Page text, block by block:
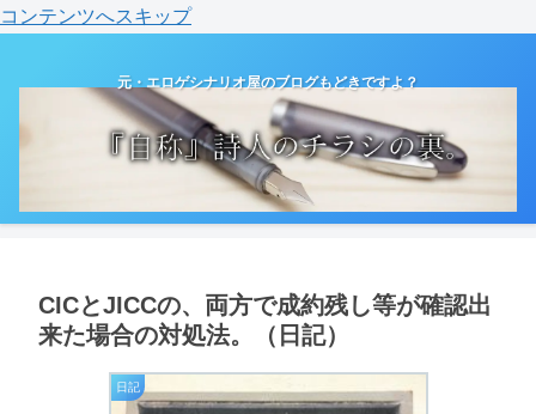
コンテンツへスキップ
元・エロゲシナリオ屋のブログもどきですよ？
CICとJICCの、両方で成約残し等が確認出
来た場合の対処法。（日記）
日記